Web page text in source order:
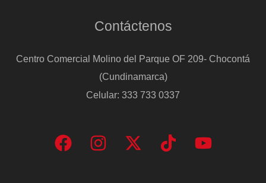
Contáctenos
Centro Comercial Molino del Parque OF 209- Chocontá
(Cundinamarca)
Celular: 333 733 0337